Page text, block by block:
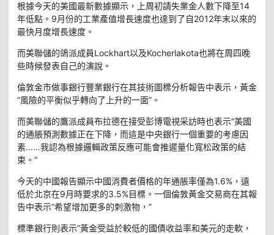
根據今天的美國最新數據顯示，上周初請失業金人數下降至14
年低點。9月份的工業產值增長速度也達到了自2012年末以來的
最快月度增長速度。
而美聯儲的鴿派成員Lockhart以及Kocherlakota也將在周四晚
些時候發表自己的演說。
倫敦金市做事銀行豐業銀行在其技術圖標分析報告中表示，黃金
“風險的平衡似乎轉向了上升的一面”。
而美聯儲的鷹派成員布拉德在接受彭博電視采訪時也表示“美國
的通脹預測數據正在下降，而這是中央銀行一個重要的考慮因
素……我認為根據邏輯政策反應可能會推遲量化寬松政策的結
束。”
今天的中國報告顯示中國消費者價格的年通脹率僅為1.6%，遠
低於北京在9月時要求的3.5%目標。一個倫敦黃金交易商在其報
告中表示“希望增加更多的刺激物，”
標準銀行則表示“黃金受益於較低的國債收益率和美元的走軟，